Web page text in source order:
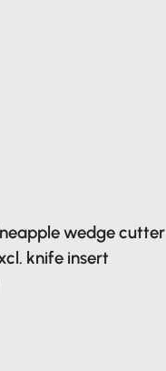
wedge cutter
knife insert